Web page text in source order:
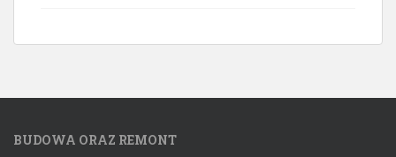
BUDOWA ORAZ REMONT